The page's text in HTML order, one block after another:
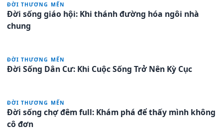
ĐỜI THƯƠNG MẾN
Đời sống giáo hội: Khi thánh đường hóa ngôi nhà
chung
ĐỜI THƯƠNG MẾN
Đời Sống Dân Cư: Khi Cuộc Sống Trở Nên Kỳ Cục
ĐỜI THƯƠNG MẾN
Đời sống chợ đêm full: Khám phá để thấy mình không
cô đơn